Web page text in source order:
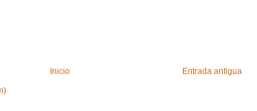
Entrada antigua
Inicio